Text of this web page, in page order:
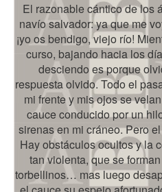
El razonable cántico de los
navío salvador: ya que me
¡yo os bendigo, viejo río!
curso, bajando hacia los
desciendo es porque
respuesta olvido. Todo el
mi frente y mis ojos se
cauce conducido por un
sirenas en mi cráneo. Pero
Hay obstáculos ocultos y la
tan violenta, que se
torbellinos… mas luego